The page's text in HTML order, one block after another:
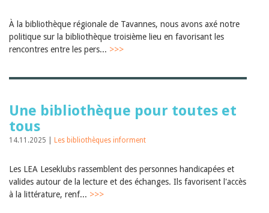
À la bibliothèque régionale de Tavannes, nous avons axé notre
politique sur la bibliothèque troisième lieu en favorisant les
rencontres entre les pers... >>>
Une bibliothèque pour toutes et
tous
14.11.2025 | Les bibliothèques informent
Les LEA Leseklubs rassemblent des personnes handicapées et
valides autour de la lecture et des échanges. Ils favorisent l'accès
à la littérature, renf... >>>